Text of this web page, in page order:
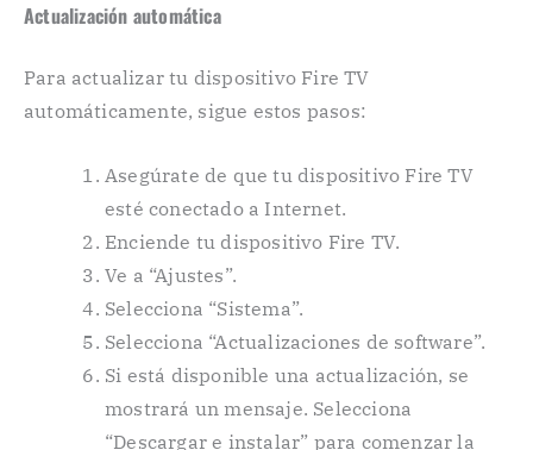
Actualización automática
Para actualizar tu dispositivo Fire TV
automáticamente, sigue estos pasos:
Asegúrate de que tu dispositivo Fire TV
esté conectado a Internet.
Enciende tu dispositivo Fire TV.
Ve a “Ajustes”.
Selecciona “Sistema”.
Selecciona “Actualizaciones de software”.
Si está disponible una actualización, se
mostrará un mensaje. Selecciona
“Descargar e instalar” para comenzar la